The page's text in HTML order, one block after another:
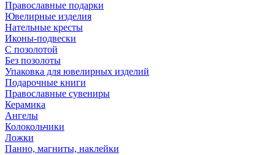
Православные подарки
Ювелирные изделия
Нательные кресты
Иконы-подвески
С позолотой
Без позолоты
Упаковка для ювелирных изделий
Подарочные книги
Православные сувениры
Керамика
Ангелы
Колокольчики
Ложки
Панно, магниты, наклейки